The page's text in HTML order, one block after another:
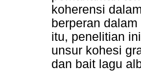
koherensi
berperan
itu, penelitian
unsur kohesi
dan bait lagu